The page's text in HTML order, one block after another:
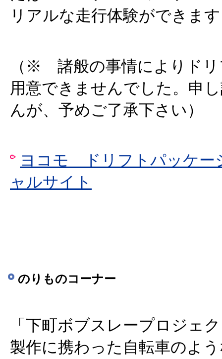
リアルな走行体験ができま
（※ 諸般の事情によりドリ
用意できませんでした。申
んが、予めご了承下さい）
ヨコモ ドリフトパッケー
ャルサイト
のりものコーナー
「下町ボブスレープロジェ
製作に携わった自転車のよ